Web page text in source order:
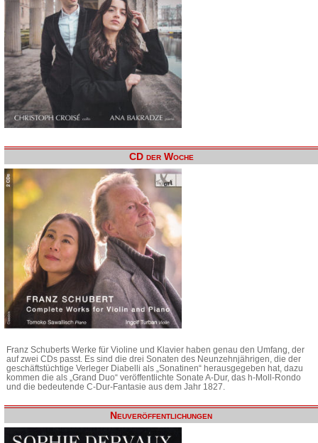
CD der Woche
Franz Schuberts Werke für Violine und Klavier haben genau den Umfang, der
auf zwei CDs passt. Es sind die drei Sonaten des Neunzehnjährigen, die der
geschäftstüchtige Verleger Diabelli als „Sonatinen“ herausgegeben hat, dazu
kommen die als „Grand Duo“ veröffentlichte Sonate A-Dur, das h-Moll-Rondo
und die bedeutende C-Dur-Fantasie aus dem Jahr 1827.
Neuveröffentlichungen